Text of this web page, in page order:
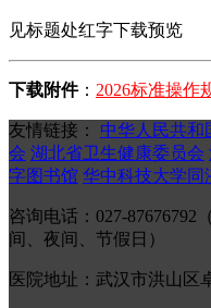
见标题处红字下载预览
下载附件： 2026标准操作
友情链接： 中华人民共和
会 湖北省卫生健康委员会
字图书馆 华中科技大学同
咨询电话：027-87676792
间、夜间、节假日）
医院地址：武汉市洪山区